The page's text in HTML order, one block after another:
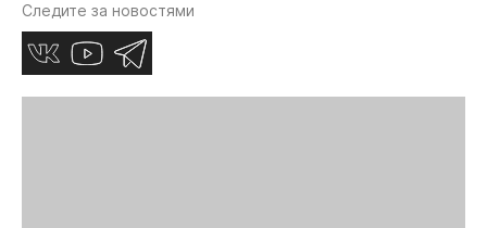
Следите за новостями